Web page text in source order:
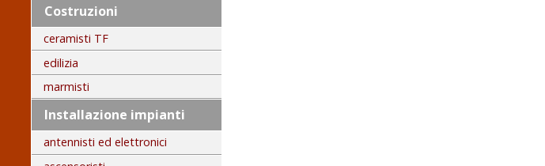
Costruzioni
ceramisti TF
edilizia
marmisti
Installazione impianti
antennisti ed elettronici